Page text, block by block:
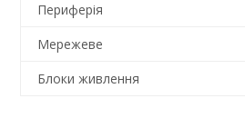
Периферія
Мережеве
Блоки живлення